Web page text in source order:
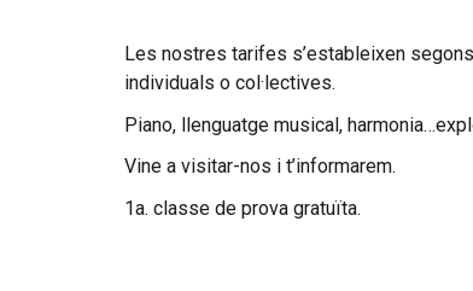
Les nostres tarifes s’estableixen
individuals o col·lectives.
Piano, llenguatge musical,
Vine a visitar-nos i t’informarem.
1a. classe de prova gratuïta.